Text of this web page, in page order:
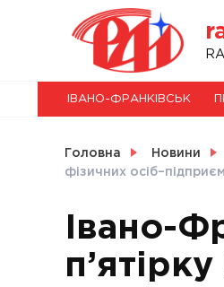
НОВИНИ
СВІТ
УКРАЇНА
ІВАНО-ФРАНКІВСЬК
Головна Новини
фізичних
Івано-